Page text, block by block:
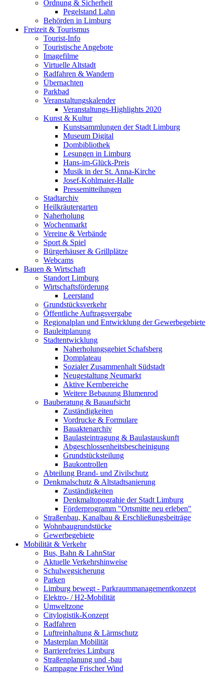
Ordnung & Sicherheit
Pegelstand Lahn
Behörden in Limburg
Freizeit & Tourismus
Tourist-Info
Touristische Angebote
Imagefilme
Virtuelle Altstadt
Radfahren & Wandern
Übernachten
Parkbad
Veranstaltungskalender
Veranstaltungs-Highlights 2020
Kunst & Kultur
Kunstsammlungen der Stadt Limburg
Museum Digital
Dombibliothek
Lesungen in Limburg
Hans-im-Glück-Preis
Musik in der St. Anna-Kirche
Josef-Kohlmaier-Halle
Pressemitteilungen
Stadtarchiv
Heilkräutergarten
Naherholung
Wochenmarkt
Vereine & Verbände
Sport & Spiel
Bürgerhäuser & Grillplätze
Webcams
Bauen & Wirtschaft
Standort Limburg
Wirtschaftsförderung
Leerstand
Grundstücksverkehr
Öffentliche Auftragsvergabe
Regionalplan und Entwicklung der Gewerbegebiete
Bauleitplanung
Stadtentwicklung
Naherholungsgebiet Schafsberg
Domplateau
Sozialer Zusammenhalt Südstadt
Neugestaltung Neumarkt
Aktive Kernbereiche
Weitere Bebauung Blumenrod
Bauberatung & Bauaufsicht
Zuständigkeiten
Vordrucke & Formulare
Bauaktenarchiv
Baulasteintragung & Baulastauskunft
Abgeschlossenheitsbescheinigung
Grundstücksteilung
Baukontrollen
Abteilung Brand- und Zivilschutz
Denkmalschutz & Altstadtsanierung
Zuständigkeiten
Denkmaltopograhie der Stadt Limburg
Förderprogramm "Ortsmitte neu erleben"
Straßenbau, Kanalbau & Erschließungsbeiträge
Wohnbaugrundstücke
Gewerbegebiete
Mobilität & Verkehr
Bus, Bahn & LahnStar
Aktuelle Verkehrshinweise
Schulwegsicherung
Parken
Limburg bewegt - Park­raum­management­konzept
Elektro- / H2-Mobilität
Umweltzone
Citylogistik-Konzept
Radfahren
Luftreinhaltung & Lärmschutz
Masterplan Mobilität
Barrierefreies Limburg
Straßenplanung und -bau
Kampagne Frischer Wind